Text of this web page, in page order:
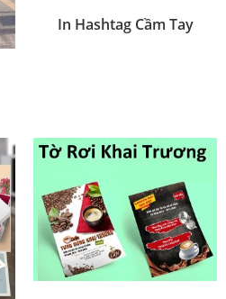
In Hashtag Cầm Tay